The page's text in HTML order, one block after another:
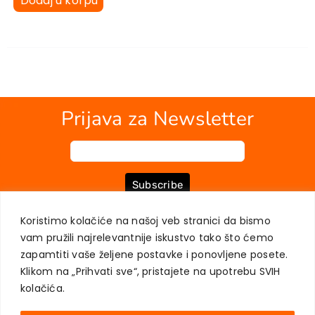
Koristimo kolačiće na našoj veb stranici da bismo
vam pružili najrelevantnije iskustvo tako što ćemo
zapamtiti vaše željene postavke i ponovljene posete.
Klikom na „Prihvati sve“, pristajete na upotrebu SVIH
kolačića.
Kontakt
Prijava za Newsletter
Subscribe
O NAMA KNJIGE MOJ NALOG KONTAKT
USLOVI KUPOVINE
ZAŠTITA PRIVATNOSTI KORISNIKA